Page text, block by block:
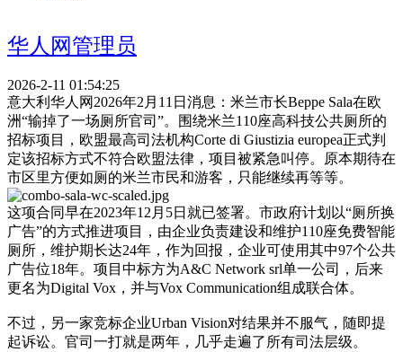
华人网管理员
2026-2-11 01:54:25
意大利华人网2026年2月11日消息：米兰市长Beppe Sala在欧
洲“输掉了一场厕所官司”。围绕米兰110座高科技公共厕所的
招标项目，欧盟最高司法机构Corte di Giustizia europea正式判
定该招标方式不符合欧盟法律，项目被紧急叫停。原本期待在
市区里方便如厕的米兰市民和游客，只能继续再等等。
这项合同早在2023年12月5日就已签署。市政府计划以“厕所换
广告”的方式推进项目，由企业负责建设和维护110座免费智能
厕所，维护期长达24年，作为回报，企业可使用其中97个公共
广告位18年。项目中标方为A&C Network srl单一公司，后来
更名为Digital Vox，并与Vox Communication组成联合体。
不过，另一家竞标企业Urban Vision对结果并不服气，随即提
起诉讼。官司一打就是两年，几乎走遍了所有司法层级。